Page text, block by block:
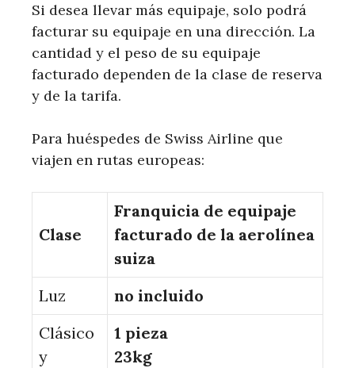
Si desea llevar más equipaje, solo podrá
facturar su equipaje en una dirección. La
cantidad y el peso de su equipaje
facturado dependen de la clase de reserva
y de la tarifa.
Para huéspedes de Swiss Airline que
viajen en rutas europeas:
Clase
Franquicia de equipaje
facturado de la aerolínea
suiza
Luz
no incluido
Clásico
y
1 pieza
23kg